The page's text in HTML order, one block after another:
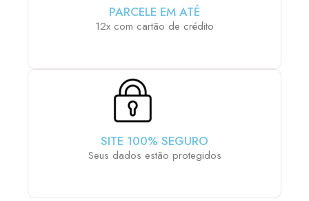
PARCELE EM ATÉ
12x com cartão de crédito
SITE 100% SEGURO
Seus dados estão protegidos